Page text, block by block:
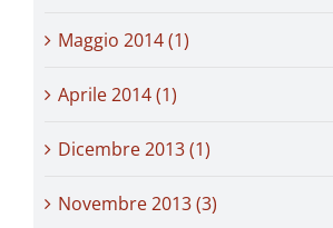
Maggio 2014 (1)
Aprile 2014 (1)
Dicembre 2013 (1)
Novembre 2013 (3)